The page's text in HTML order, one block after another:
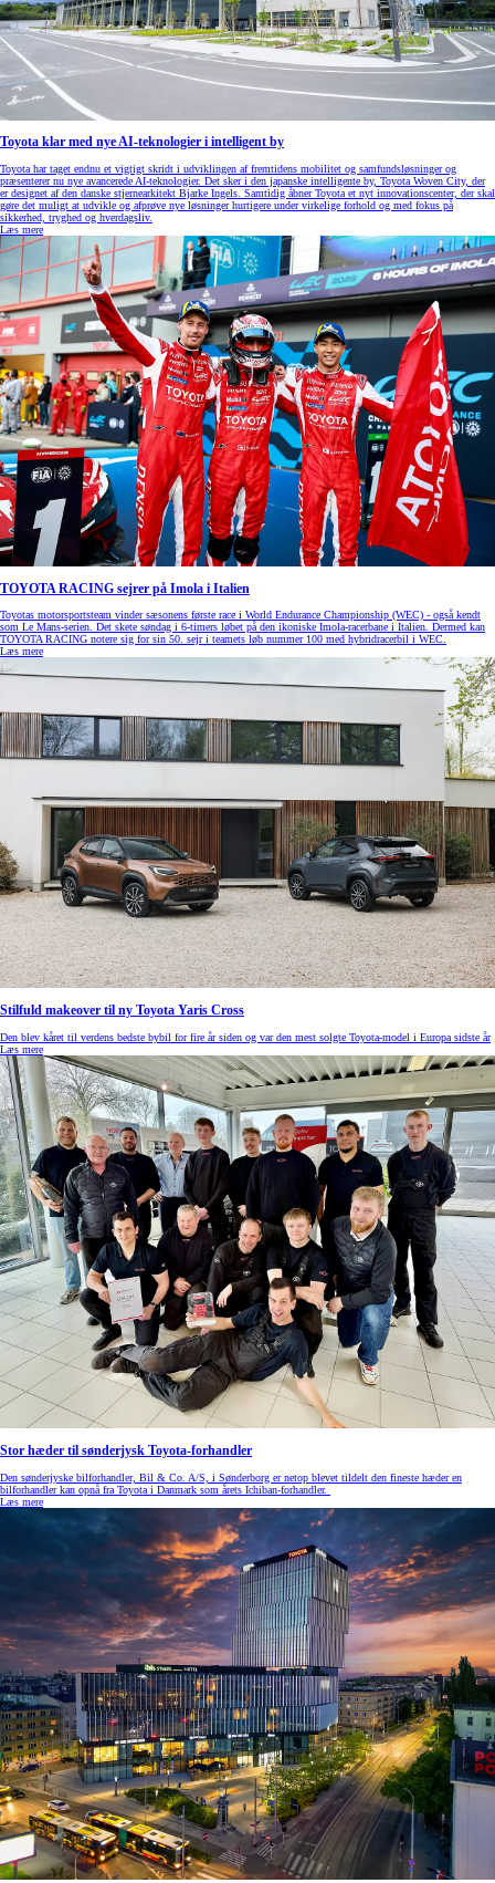
Toyota klar med nye AI-teknologier i intelligent by
Toyota har taget endnu et vigtigt skridt i udviklingen af fremtidens mobilitet og samfundsløsninger og
præsenterer nu nye avancerede AI-teknologier. Det sker i den japanske intelligente by, Toyota Woven City, der
er designet af den danske stjernearkitekt Bjarke Ingels. Samtidig åbner Toyota et nyt innovationscenter, der skal
gøre det muligt at udvikle og afprøve nye løsninger hurtigere under virkelige forhold og med fokus på
sikkerhed, tryghed og hverdagsliv.
Læs mere
TOYOTA RACING sejrer på Imola i Italien
Toyotas motorsportsteam vinder sæsonens første race i World Endurance Championship (WEC) - også kendt
som Le Mans-serien. Det skete søndag i 6-timers løbet på den ikoniske Imola-racerbane i Italien. Dermed kan
TOYOTA RACING notere sig for sin 50. sejr i teamets løb nummer 100 med hybridracerbil i WEC.
Læs mere
Stilfuld makeover til ny Toyota Yaris Cross
Den blev kåret til verdens bedste bybil for fire år siden og var den mest solgte Toyota-model i Europa sidste år
Læs mere
Stor hæder til sønderjysk Toyota-forhandler
Den sønderjyske bilforhandler, Bil & Co. A/S, i Sønderborg er netop blevet tildelt den fineste hæder en
bilforhandler kan opnå fra Toyota i Danmark som årets Ichiban-forhandler.
Læs mere